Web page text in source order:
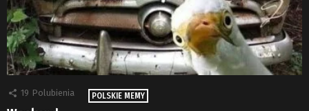
19 Polubienia POLSKIE MEMY